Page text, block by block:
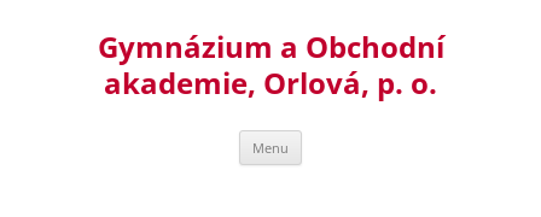
Gymnázium a Obchodní
akademie, Orlová, p. o.
Menu